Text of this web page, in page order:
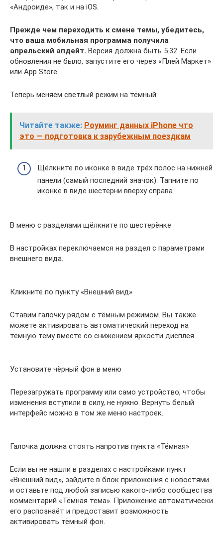
«Андроиде», так и на iOS.
Прежде чем переходить к смене темы, убедитесь,
что ваша мобильная программа получила
апрельский апдейт. Версия должна быть 5.32. Если
обновления не было, запустите его через «Плей Маркет»
или App Store.
Теперь меняем светлый режим на тёмный:
Читайте также: Роуминг данных iPhone что
это — подготовка к зарубежным поездкам
Щёлкните по иконке в виде трёх полос на нижней
панели (самый последний значок). Тапните по
иконке в виде шестерни вверху справа.
В меню с разделами щёлкните по шестерёнке
В настройках переключаемся на раздел с параметрами
внешнего вида.
Кликните по пункту «Внешний вид»
Ставим галочку рядом с тёмным режимом. Вы также
можете активировать автоматический переход на
тёмную тему вместе со снижением яркости дисплея.
Установите чёрный фон в меню
Перезагружать программу или само устройство, чтобы
изменения вступили в силу, не нужно. Вернуть белый
интерфейс можно в том же меню настроек.
Галочка должна стоять напротив пункта «Тёмная»
Если вы не нашли в разделах с настройками пункт
«Внешний вид», зайдите в блок приложения с новостями
и оставьте под любой записью какого-либо сообщества
комментарий «Тёмная тема». Приложение автоматически
его распознаёт и предоставит возможность
активировать тёмный фон.